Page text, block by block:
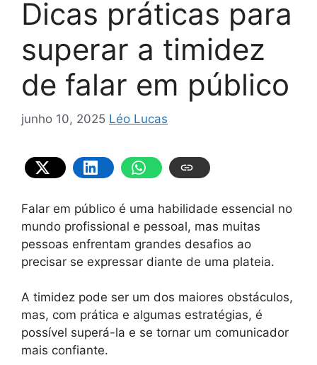
Dicas práticas para
superar a timidez
de falar em público
junho 10, 2025 Léo Lucas
Falar em público é uma habilidade essencial no
mundo profissional e pessoal, mas muitas
pessoas enfrentam grandes desafios ao
precisar se expressar diante de uma plateia.
A timidez pode ser um dos maiores obstáculos,
mas, com prática e algumas estratégias, é
possível superá-la e se tornar um comunicador
mais confiante.